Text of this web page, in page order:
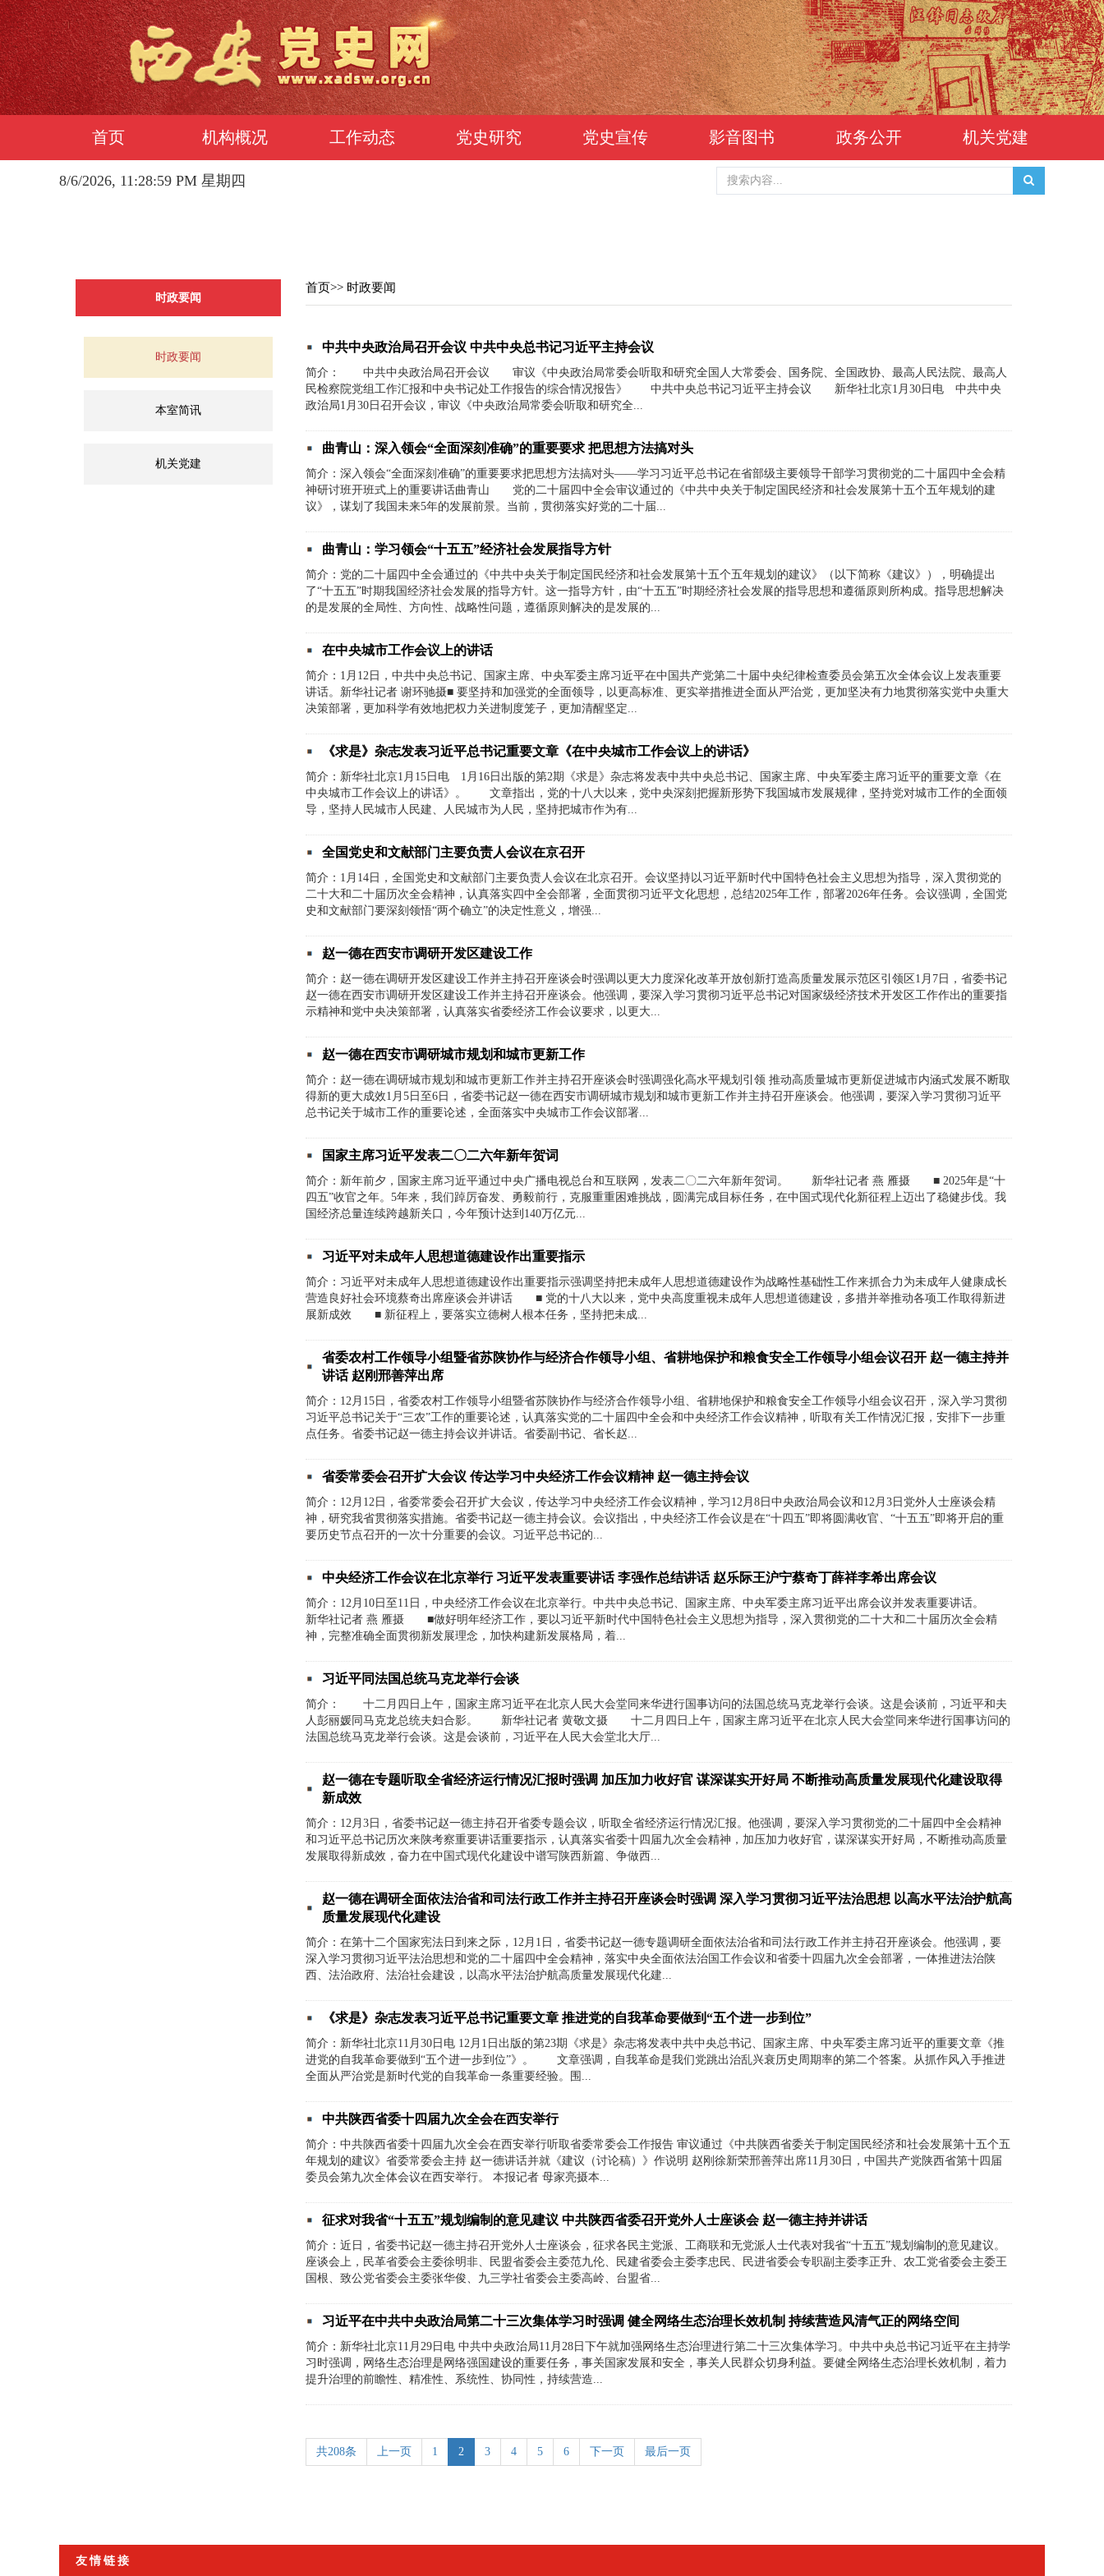
首页 机构概况 工作动态 党史研究 党史宣传 影音图书 政务公开 机关党建
8/6/2026, 11:28:59 PM 星期四
时政要闻
时政要闻
本室简讯
机关党建
首页>> 时政要闻
中共中央政治局召开会议 中共中央总书记习近平主持会议
简介： 中共中央政治局召开会议 审议《中央政治局常委会听取和研究全国人大常委会、国务院、全国政协、最高人民法院、最高人
民检察院党组工作汇报和中央书记处工作报告的综合情况报告》 中共中央总书记习近平主持会议 新华社北京1月30日电 中共中央
政治局1月30日召开会议，审议《中央政治局常委会听取和研究全...
曲青山：深入领会“全面深刻准确”的重要要求 把思想方法搞对头
简介：深入领会“全面深刻准确”的重要要求把思想方法搞对头——学习习近平总书记在省部级主要领导干部学习贯彻党的二十届四中全会精
神研讨班开班式上的重要讲话曲青山 党的二十届四中全会审议通过的《中共中央关于制定国民经济和社会发展第十五个五年规划的建
议》，谋划了我国未来5年的发展前景。当前，贯彻落实好党的二十届...
曲青山：学习领会“十五五”经济社会发展指导方针
简介：党的二十届四中全会通过的《中共中央关于制定国民经济和社会发展第十五个五年规划的建议》（以下简称《建议》），明确提出
了“十五五”时期我国经济社会发展的指导方针。这一指导方针，由“十五五”时期经济社会发展的指导思想和遵循原则所构成。指导思想解决
的是发展的全局性、方向性、战略性问题，遵循原则解决的是发展的...
在中央城市工作会议上的讲话
简介：1月12日，中共中央总书记、国家主席、中央军委主席习近平在中国共产党第二十届中央纪律检查委员会第五次全体会议上发表重要
讲话。新华社记者 谢环驰摄■ 要坚持和加强党的全面领导，以更高标准、更实举措推进全面从严治党，更加坚决有力地贯彻落实党中央重大
决策部署，更加科学有效地把权力关进制度笼子，更加清醒坚定...
《求是》杂志发表习近平总书记重要文章《在中央城市工作会议上的讲话》
简介：新华社北京1月15日电 1月16日出版的第2期《求是》杂志将发表中共中央总书记、国家主席、中央军委主席习近平的重要文章《在
中央城市工作会议上的讲话》。 文章指出，党的十八大以来，党中央深刻把握新形势下我国城市发展规律，坚持党对城市工作的全面领
导，坚持人民城市人民建、人民城市为人民，坚持把城市作为有...
全国党史和文献部门主要负责人会议在京召开
简介：1月14日，全国党史和文献部门主要负责人会议在北京召开。会议坚持以习近平新时代中国特色社会主义思想为指导，深入贯彻党的
二十大和二十届历次全会精神，认真落实四中全会部署，全面贯彻习近平文化思想，总结2025年工作，部署2026年任务。会议强调，全国党
史和文献部门要深刻领悟“两个确立”的决定性意义，增强...
赵一德在西安市调研开发区建设工作
简介：赵一德在调研开发区建设工作并主持召开座谈会时强调以更大力度深化改革开放创新打造高质量发展示范区引领区1月7日，省委书记
赵一德在西安市调研开发区建设工作并主持召开座谈会。他强调，要深入学习贯彻习近平总书记对国家级经济技术开发区工作作出的重要指
示精神和党中央决策部署，认真落实省委经济工作会议要求，以更大...
赵一德在西安市调研城市规划和城市更新工作
简介：赵一德在调研城市规划和城市更新工作并主持召开座谈会时强调强化高水平规划引领 推动高质量城市更新促进城市内涵式发展不断取
得新的更大成效1月5日至6日，省委书记赵一德在西安市调研城市规划和城市更新工作并主持召开座谈会。他强调，要深入学习贯彻习近平
总书记关于城市工作的重要论述，全面落实中央城市工作会议部署...
国家主席习近平发表二〇二六年新年贺词
简介：新年前夕，国家主席习近平通过中央广播电视总台和互联网，发表二〇二六年新年贺词。 新华社记者 燕 雁摄 ■ 2025年是“十
四五”收官之年。5年来，我们踔厉奋发、勇毅前行，克服重重困难挑战，圆满完成目标任务，在中国式现代化新征程上迈出了稳健步伐。我
国经济总量连续跨越新关口，今年预计达到140万亿元...
习近平对未成年人思想道德建设作出重要指示
简介：习近平对未成年人思想道德建设作出重要指示强调坚持把未成年人思想道德建设作为战略性基础性工作来抓合力为未成年人健康成长
营造良好社会环境蔡奇出席座谈会并讲话 ■ 党的十八大以来，党中央高度重视未成年人思想道德建设，多措并举推动各项工作取得新进
展新成效 ■ 新征程上，要落实立德树人根本任务，坚持把未成...
省委农村工作领导小组暨省苏陕协作与经济合作领导小组、省耕地保护和粮食安全工作领导小组会议召开 赵一德主持并
讲话 赵刚邢善萍出席
简介：12月15日，省委农村工作领导小组暨省苏陕协作与经济合作领导小组、省耕地保护和粮食安全工作领导小组会议召开，深入学习贯彻
习近平总书记关于“三农”工作的重要论述，认真落实党的二十届四中全会和中央经济工作会议精神，听取有关工作情况汇报，安排下一步重
点任务。省委书记赵一德主持会议并讲话。省委副书记、省长赵...
省委常委会召开扩大会议 传达学习中央经济工作会议精神 赵一德主持会议
简介：12月12日，省委常委会召开扩大会议，传达学习中央经济工作会议精神，学习12月8日中央政治局会议和12月3日党外人士座谈会精
神，研究我省贯彻落实措施。省委书记赵一德主持会议。会议指出，中央经济工作会议是在“十四五”即将圆满收官、“十五五”即将开启的重
要历史节点召开的一次十分重要的会议。习近平总书记的...
中央经济工作会议在北京举行 习近平发表重要讲话 李强作总结讲话 赵乐际王沪宁蔡奇丁薛祥李希出席会议
简介：12月10日至11日，中央经济工作会议在北京举行。中共中央总书记、国家主席、中央军委主席习近平出席会议并发表重要讲话。
新华社记者 燕 雁摄 ■做好明年经济工作，要以习近平新时代中国特色社会主义思想为指导，深入贯彻党的二十大和二十届历次全会精
神，完整准确全面贯彻新发展理念，加快构建新发展格局，着...
习近平同法国总统马克龙举行会谈
简介： 十二月四日上午，国家主席习近平在北京人民大会堂同来华进行国事访问的法国总统马克龙举行会谈。这是会谈前，习近平和夫
人彭丽媛同马克龙总统夫妇合影。 新华社记者 黄敬文摄 十二月四日上午，国家主席习近平在北京人民大会堂同来华进行国事访问的
法国总统马克龙举行会谈。这是会谈前，习近平在人民大会堂北大厅...
赵一德在专题听取全省经济运行情况汇报时强调 加压加力收好官 谋深谋实开好局 不断推动高质量发展现代化建设取得
新成效
简介：12月3日，省委书记赵一德主持召开省委专题会议，听取全省经济运行情况汇报。他强调，要深入学习贯彻党的二十届四中全会精神
和习近平总书记历次来陕考察重要讲话重要指示，认真落实省委十四届九次全会精神，加压加力收好官，谋深谋实开好局，不断推动高质量
发展取得新成效，奋力在中国式现代化建设中谱写陕西新篇、争做西...
赵一德在调研全面依法治省和司法行政工作并主持召开座谈会时强调 深入学习贯彻习近平法治思想 以高水平法治护航高
质量发展现代化建设
简介：在第十二个国家宪法日到来之际，12月1日，省委书记赵一德专题调研全面依法治省和司法行政工作并主持召开座谈会。他强调，要
深入学习贯彻习近平法治思想和党的二十届四中全会精神，落实中央全面依法治国工作会议和省委十四届九次全会部署，一体推进法治陕
西、法治政府、法治社会建设，以高水平法治护航高质量发展现代化建...
《求是》杂志发表习近平总书记重要文章 推进党的自我革命要做到“五个进一步到位”
简介：新华社北京11月30日电 12月1日出版的第23期《求是》杂志将发表中共中央总书记、国家主席、中央军委主席习近平的重要文章《推
进党的自我革命要做到“五个进一步到位”》。 文章强调，自我革命是我们党跳出治乱兴衰历史周期率的第二个答案。从抓作风入手推进
全面从严治党是新时代党的自我革命一条重要经验。围...
中共陕西省委十四届九次全会在西安举行
简介：中共陕西省委十四届九次全会在西安举行听取省委常委会工作报告 审议通过《中共陕西省委关于制定国民经济和社会发展第十五个五
年规划的建议》省委常委会主持 赵一德讲话并就《建议（讨论稿）》作说明 赵刚徐新荣邢善萍出席11月30日，中国共产党陕西省第十四届
委员会第九次全体会议在西安举行。 本报记者 母家亮摄本...
征求对我省“十五五”规划编制的意见建议 中共陕西省委召开党外人士座谈会 赵一德主持并讲话
简介：近日，省委书记赵一德主持召开党外人士座谈会，征求各民主党派、工商联和无党派人士代表对我省“十五五”规划编制的意见建议。
座谈会上，民革省委会主委徐明非、民盟省委会主委范九伦、民建省委会主委李忠民、民进省委会专职副主委李正升、农工党省委会主委王
国根、致公党省委会主委张华俊、九三学社省委会主委高岭、台盟省...
习近平在中共中央政治局第二十三次集体学习时强调 健全网络生态治理长效机制 持续营造风清气正的网络空间
简介：新华社北京11月29日电 中共中央政治局11月28日下午就加强网络生态治理进行第二十三次集体学习。中共中央总书记习近平在主持学
习时强调，网络生态治理是网络强国建设的重要任务，事关国家发展和安全，事关人民群众切身利益。要健全网络生态治理长效机制，着力
提升治理的前瞻性、精准性、系统性、协同性，持续营造...
共208条 上一页 1 2 3 4 5 6 下一页 最后一页
友情链接